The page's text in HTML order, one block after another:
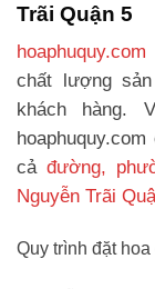
Trãi Quận 5
chất lượng
khách hàng.
cả đường,
Nguyễn Trãi
Quy trình đặt